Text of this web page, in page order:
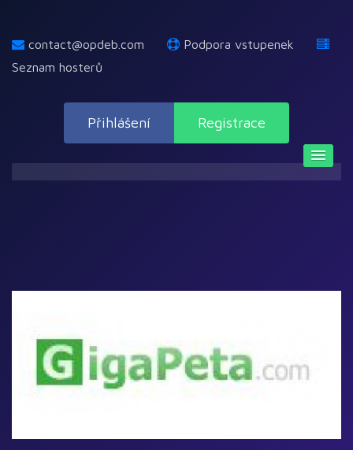
contact@opdeb.com
Podpora vstupenek
Seznam hosterů
Přihlášení Registrace